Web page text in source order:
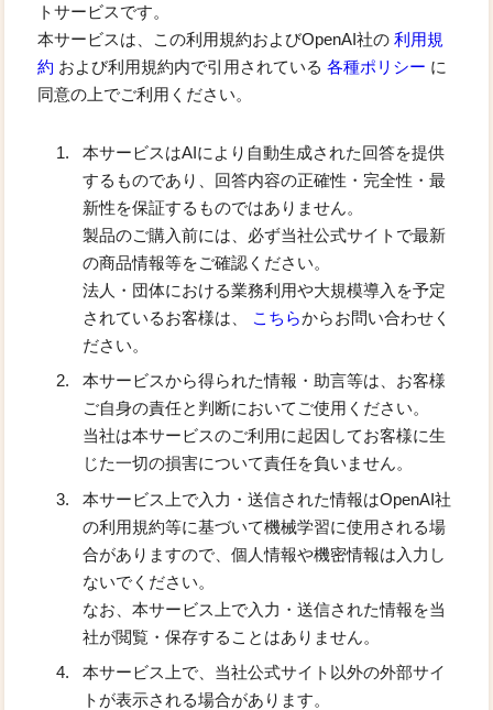
トサービスです。
本サービスは、この利用規約およびOpenAI社の利用規
約 および利用規約内で引用されている各種ポリシー に
同意の上でご利用ください。
本サービスはAIにより自動生成された回答を提供
するものであり、回答内容の正確性・完全性・最
新性を保証するものではありません。
製品のご購入前には、必ず当社公式サイトで最新
の商品情報等をご確認ください。
法人・団体における業務利用や大規模導入を予定
されているお客様は、
こちらからお問い合わせく
ださい。
本サービスから得られた情報・助言等は、お客様
ご自身の責任と判断においてご使用ください。
当社は本サービスのご利用に起因してお客様に生
じた一切の損害について責任を負いません。
本サービス上で入力・送信された情報はOpenAI社
の利用規約等に基づいて機械学習に使用される場
合がありますので、個人情報や機密情報は入力し
ないでください。
なお、本サービス上で入力・送信された情報を当
社が閲覧・保存することはありません。
本サービス上で、当社公式サイト以外の外部サイ
トが表示される場合があります。